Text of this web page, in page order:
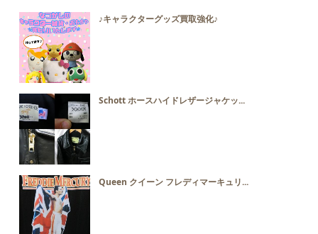
♪キャラクターグッズ買取強化♪
Schott ホースハイドレザージャケッ...
Queen クイーン フレディマーキュリ...